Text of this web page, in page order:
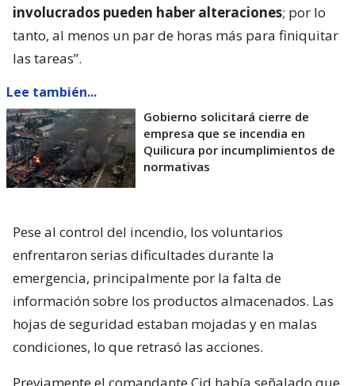
involucrados pueden haber alteraciones; por lo
tanto, al menos un par de horas más para finiquitar
las tareas”.
Lee también...
Gobierno solicitará cierre de
empresa que se incendia en
Quilicura por incumplimientos de
normativas
Pese al control del incendio, los voluntarios
enfrentaron serias dificultades durante la
emergencia, principalmente por la falta de
información sobre los productos almacenados. Las
hojas de seguridad estaban mojadas y en malas
condiciones, lo que retrasó las acciones.